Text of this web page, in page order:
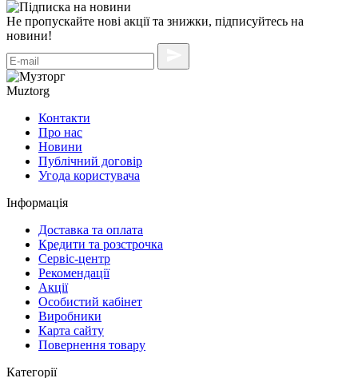
Не пропускайте нові акції та знижки, підписуйтесь на
новини!
Muztorg
Контакти
Про нас
Новини
Публічний договір
Угода користувача
Інформація
Доставка та оплата
Кредити та розстрочка
Сервіc-центр
Рекомендації
Акції
Особистий кабінет
Виробники
Карта сайту
Повернення товару
Категорії